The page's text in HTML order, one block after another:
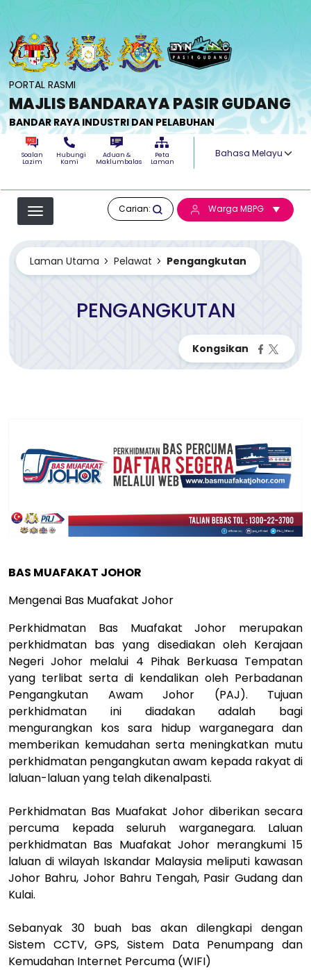
PORTAL RASMI
MAJLIS BANDARAYA PASIR GUDANG
BANDAR RAYA INDUSTRI DAN PELABUHAN
Soalan
Lazim
Hubungi
Kami
Aduan &
Maklumbalas
Peta
Laman
Select your
Carian: Warga MBPG
Laman Utama Pelawat Pengangkutan
PENGANGKUTAN
BAS MUAFAKAT JOHOR
Mengenai Bas Muafakat Johor
Perkhidmatan Bas Muafakat Johor merupakan
perkhidmatan bas yang disediakan oleh Kerajaan
Negeri Johor melalui 4 Pihak Berkuasa Tempatan
yang terlibat serta di kendalikan oleh Perbadanan
Pengangkutan Awam Johor (PAJ). Tujuan
perkhidmatan ini diadakan adalah bagi
mengurangkan kos sara hidup warganegara dan
memberikan kemudahan serta meningkatkan mutu
perkhidmatan pengangkutan awam kepada rakyat di
laluan-laluan yang telah dikenalpasti.
Perkhidmatan Bas Muafakat Johor diberikan secara
percuma kepada seluruh warganegara. Laluan
perkhidmatan Bas Muafakat Johor merangkumi 15
laluan di wilayah Iskandar Malaysia meliputi kawasan
Johor Bahru, Johor Bahru Tengah, Pasir Gudang dan
Kulai.
Sebanyak 30 buah bas akan dilengkapi dengan
Sistem CCTV, GPS, Sistem Data Penumpang dan
Kemudahan Internet Percuma (WIFI)